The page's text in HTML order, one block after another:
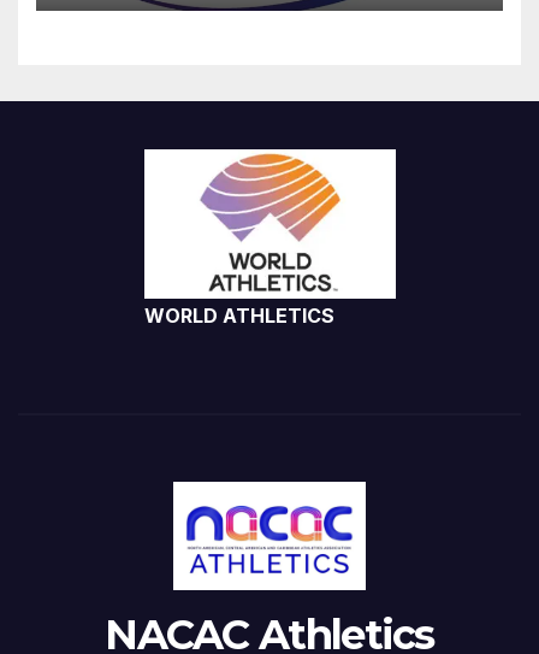
WORLD ATHLETICS
NACAC Athletics